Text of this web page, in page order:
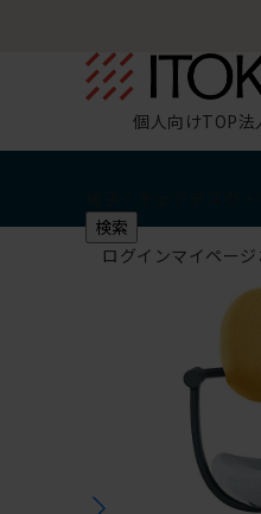
個人向けTOP法
検索
ログインマイページ